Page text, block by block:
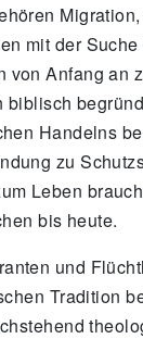
mit der
von Anfang an
biblisch
Handelns
zu
Leben
bis heute.
und
Tradition